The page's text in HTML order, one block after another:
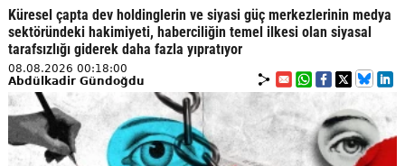
Küresel çapta dev holdinglerin ve siyasi güç merkezlerinin medya
sektöründeki hakimiyeti, haberciliğin temel ilkesi olan siyasal
tarafsızlığı giderek daha fazla yıpratıyor
08.08.2026 00:18:00
Abdülkadir Gündoğdu